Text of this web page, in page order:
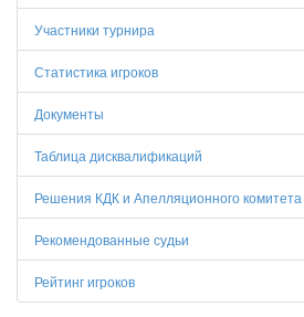
Участники турнира
Статистика игроков
Документы
Таблица дисквалификаций
Решения КДК и Апелляционного комитета
Рекомендованные судьи
Рейтинг игроков